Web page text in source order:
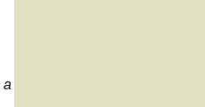
a